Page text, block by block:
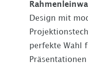
Design mit
perfekte Wahl